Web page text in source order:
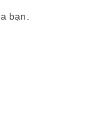
bạn.